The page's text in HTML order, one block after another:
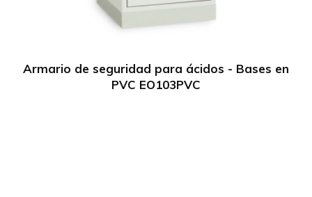
Armario de seguridad para ácidos - Bases en
PVC EO103PVC